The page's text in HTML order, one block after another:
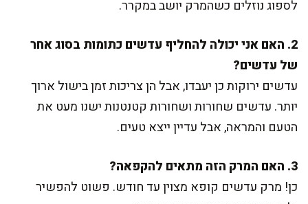
לספוג נוזלים כשהמרק יושב במקרר.
2. האם אני יכולה להחליף עדשים כתומות בסוג אחר
של עדשים?
עדשים ירוקות כן יעבדו, אבל הן צריכות זמן בישול ארוך
יותר. עדשים שחורות ושחורות קטנטנות ישנו מעט את
הטעם והמראה, אבל עדיין ייצא טעים.
3. האם המרק הזה מתאים להקפאה?
כן! מרק עדשים קופא מצוין עד חודש. פשוט להפשיר